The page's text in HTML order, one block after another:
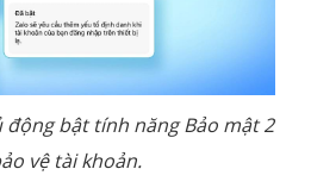
động bật tính năng Bảo mật 2
vệ tài khoản.